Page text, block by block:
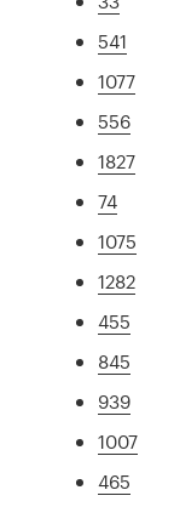
541
1077
556
1827
74
1075
1282
455
845
939
1007
465